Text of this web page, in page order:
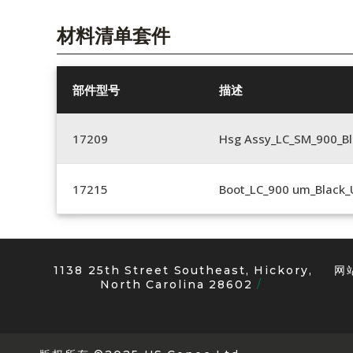
材料清单套件
部件型号 描述
17209 Hsg
17215 Boot_LC_900
1138 25th Street Southeast, Hickory,
North Carolina 28602
网